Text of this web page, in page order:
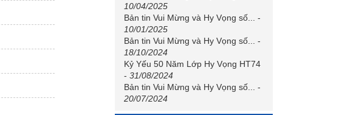
10/04/2025
Bản tin Vui Mừng và Hy Vọng số...
-
10/01/2025
Bản tin Vui Mừng và Hy Vọng số...
-
18/10/2024
Kỷ Yếu 50 Năm Lớp Hy Vọng HT74
- 31/08/2024
Bản tin Vui Mừng và Hy Vọng số...
-
20/07/2024